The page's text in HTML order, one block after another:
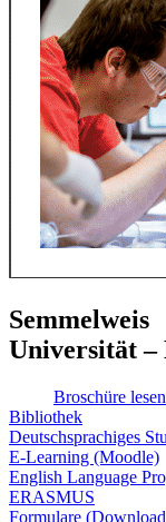
Semmelweis
Universität –
Broschüre
Bibliothek
Deutschsprachiges
E-Learning (Moodle)
English Language
ERASMUS
Formulare